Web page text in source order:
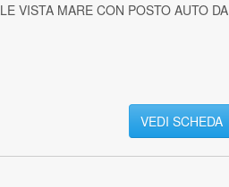
VISTA MARE CON POSTO AUTO DA
VEDI SCHEDA